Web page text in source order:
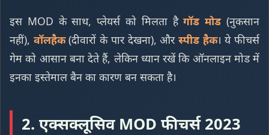
इस MOD के साथ, प्लेयर्स को मिलता हैगॉड मोड(नुकसान
नहीं), वॉलहैक(दीवारों के पार देखना), और स्पीड हैक। ये फीचर्स
गेम को आसान बना देते हैं, लेकिन ध्यान रखें कि ऑनलाइन मोड में
इनका इस्तेमाल बैन का कारण बन सकता है।
2. एक्सक्लूसिव MOD फीचर्स 2023